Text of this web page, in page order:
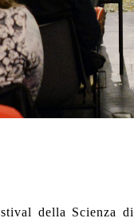
della Scienza